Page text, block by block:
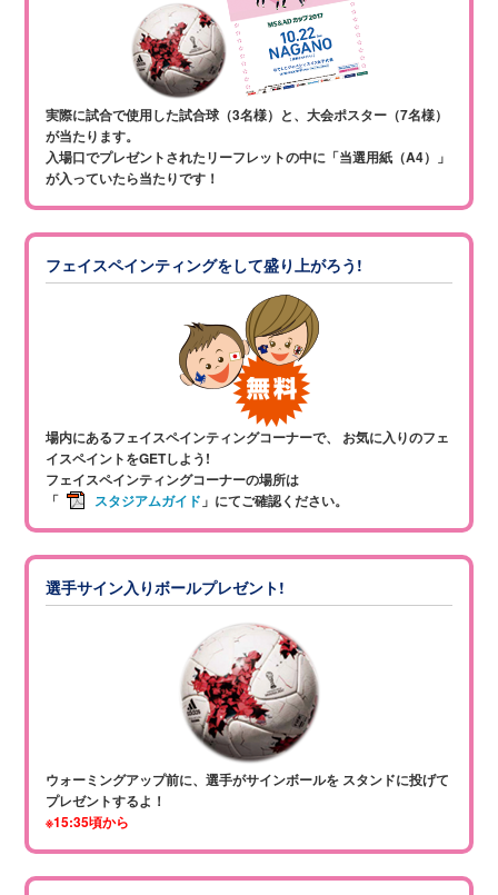
実際に試合で使用した試合球（3名様）と、大会ポスター（7名様）
が当たります。
入場口でプレゼントされたリーフレットの中に「当選用紙（A4）」
が入っていたら当たりです！
フェイスペインティングをして盛り上がろう!
場内にあるフェイスペインティングコーナーで、
お気に入りのフェ
イスペイントをGETしよう!
フェイスペインティングコーナーの場所は
「
スタジアムガイド 」にてご確認ください。
選手サイン入りボールプレゼント!
ウォーミングアップ前に、選手がサインボールを スタンドに投げて
プレゼントするよ！
※15:35頃から